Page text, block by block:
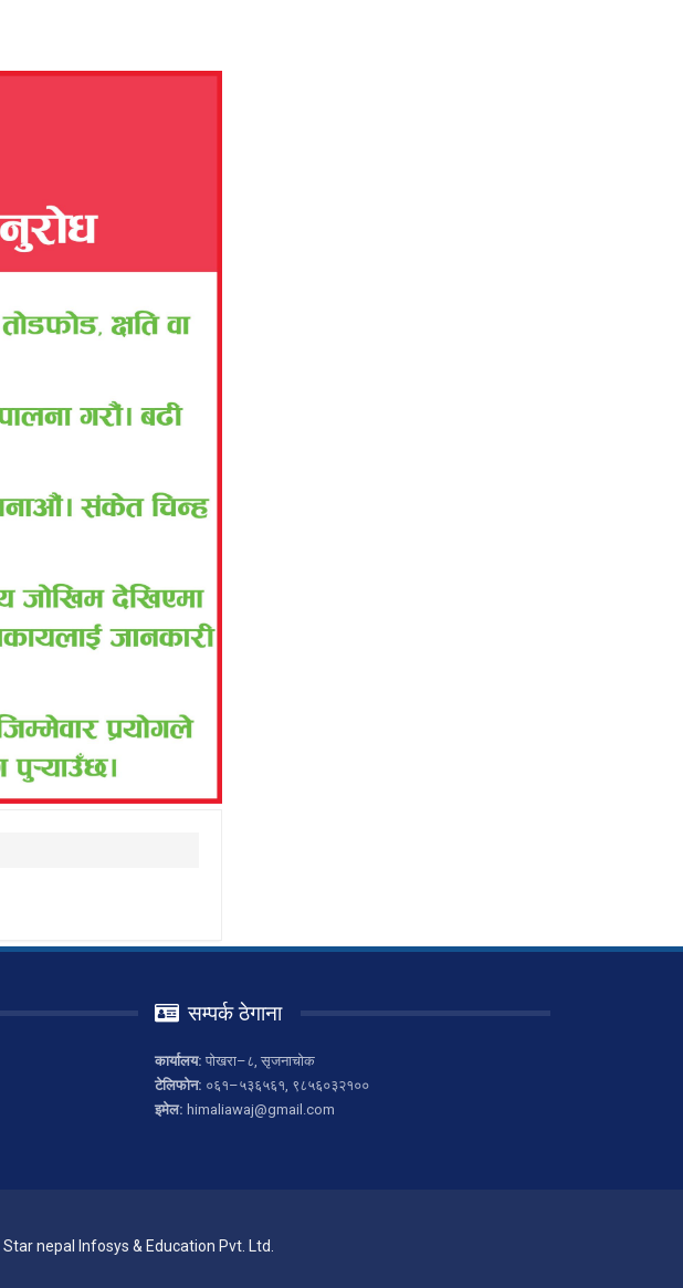
सम्पर्क ठेगाना
कार्यालय: पोखरा–८, सृजनाचोक
टेलिफोन: ०६१–५३६५६१, ९८५६०३२१००
इमेल: himaliawaj@gmail.com
Star nepal Infosys & Education Pvt. Ltd.